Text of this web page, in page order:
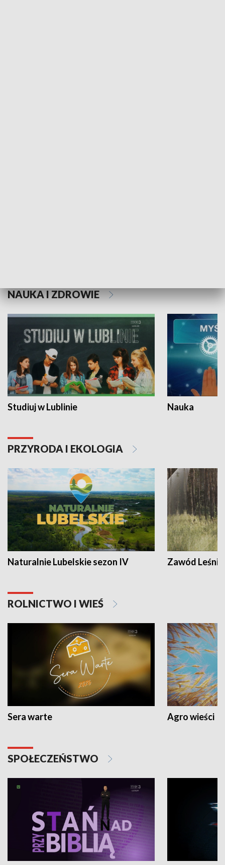
NAUKA I ZDROWIE
Studiuj w Lublinie Nauka
PRZYRODA I EKOLOGIA
Naturalnie Lubelskie sezon IV Zawód Leśnik
ROLNICTWO I WIEŚ
Sera warte Agro wieści
SPOŁECZEŃSTWO